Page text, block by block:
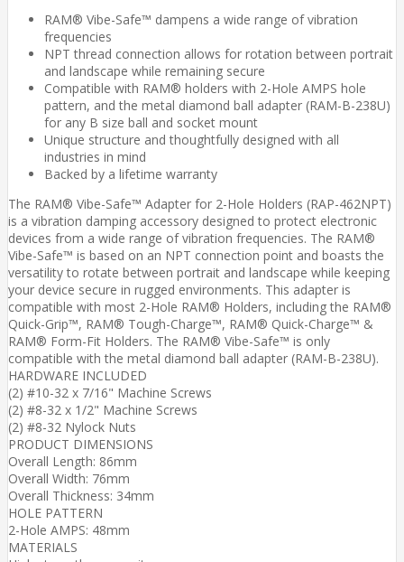
RAM® Vibe-Safe™ dampens a wide range of vibration
frequencies
NPT thread connection allows for rotation between portrait
and landscape while remaining secure
Compatible with RAM® holders with 2-Hole AMPS hole
pattern, and the metal diamond ball adapter (RAM-B-238U)
for any B size ball and socket mount
Unique structure and thoughtfully designed with all
industries in mind
Backed by a lifetime warranty
The RAM® Vibe-Safe™ Adapter for 2-Hole Holders (RAP-462NPT)
is a vibration damping accessory designed to protect electronic
devices from a wide range of vibration frequencies. The RAM®
Vibe-Safe™ is based on an NPT connection point and boasts the
versatility to rotate between portrait and landscape while keeping
your device secure in rugged environments. This adapter is
compatible with most 2-Hole RAM® Holders, including the RAM®
Quick-Grip™, RAM® Tough-Charge™, RAM® Quick-Charge™ &
RAM® Form-Fit Holders. The RAM® Vibe-Safe™ is only
compatible with the metal diamond ball adapter (RAM-B-238U).
HARDWARE INCLUDED
(2) #10-32 x 7/16" Machine Screws
(2) #8-32 x 1/2" Machine Screws
(2) #8-32 Nylock Nuts
PRODUCT DIMENSIONS
Overall Length: 86mm
Overall Width: 76mm
Overall Thickness: 34mm
HOLE PATTERN
2-Hole AMPS: 48mm
MATERIALS